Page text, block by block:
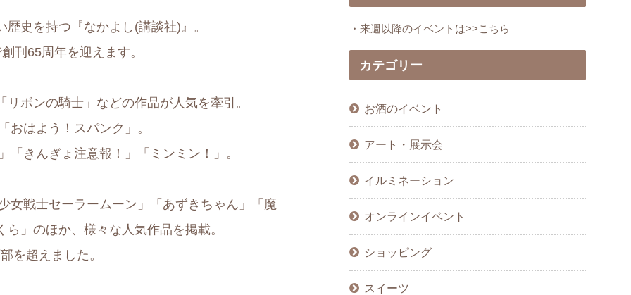
史を持つ『なかよし(講談社)』。
刊65周年を迎えます。
ボンの騎士」などの作品が人気を牽引。
おはよう！スパンク」。
きんぎょ注意報！」「ミンミン！」。
戦士セーラームーン」「あずきちゃん」「魔
」のほか、様々な人気作品を掲載。
を超えました。
・来週以降のイベントは>>こちら
カテゴリー
お酒のイベント
アート・展示会
イルミネーション
オンラインイベント
ショッピング
スイーツ